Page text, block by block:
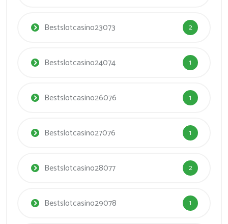
Bestslotcasino23073 2
Bestslotcasino24074 1
Bestslotcasino26076 1
Bestslotcasino27076 1
Bestslotcasino28077 2
Bestslotcasino29078 1